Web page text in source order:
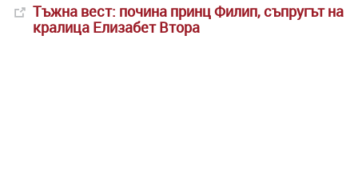
Тъжна вест: почина принц Филип, съпругът на
кралица Елизабет Втора